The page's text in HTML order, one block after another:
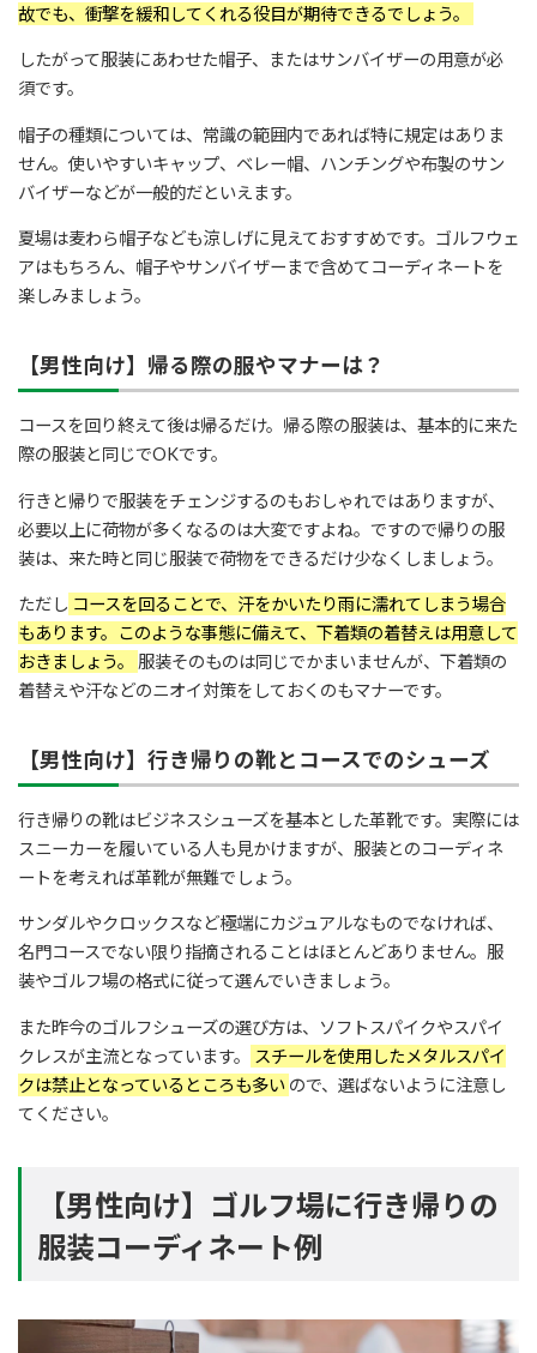
故でも、衝撃を緩和してくれる役目が期待できるでしょう。
したがって服装にあわせた帽子、またはサンバイザーの用意が必
須です。
帽子の種類については、常識の範囲内であれば特に規定はありま
せん。使いやすいキャップ、ベレー帽、ハンチングや布製のサン
バイザーなどが一般的だといえます。
夏場は麦わら帽子なども涼しげに見えておすすめです。ゴルフウェ
アはもちろん、帽子やサンバイザーまで含めてコーディネートを
楽しみましょう。
【男性向け】帰る際の服やマナーは？
コースを回り終えて後は帰るだけ。帰る際の服装は、基本的に来た
際の服装と同じでOKです。
行きと帰りで服装をチェンジするのもおしゃれではありますが、
必要以上に荷物が多くなるのは大変ですよね。ですので帰りの服
装は、来た時と同じ服装で荷物をできるだけ少なくしましょう。
ただし コースを回ることで、汗をかいたり雨に濡れてしまう場合
もあります。このような事態に備えて、下着類の着替えは用意して
おきましょう。 服装そのものは同じでかまいませんが、下着類の
着替えや汗などのニオイ対策をしておくのもマナーです。
【男性向け】行き帰りの靴とコースでのシューズ
行き帰りの靴はビジネスシューズを基本とした革靴です。実際には
スニーカーを履いている人も見かけますが、服装とのコーディネ
ートを考えれば革靴が無難でしょう。
サンダルやクロックスなど極端にカジュアルなものでなければ、
名門コースでない限り指摘されることはほとんどありません。服
装やゴルフ場の格式に従って選んでいきましょう。
また昨今のゴルフシューズの選び方は、ソフトスパイクやスパイ
クレスが主流となっています。
スチールを使用したメタルスパイ
クは禁止となっているところも多い ので、選ばないように注意し
てください。
【男性向け】ゴルフ場に行き帰りの
服装コーディネート例